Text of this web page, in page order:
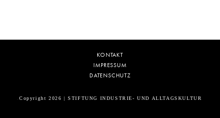
KONTAKT
IMPRESSUM
DATENSCHUTZ
Copyright 2026 | STIFTUNG INDUSTRIE- UND ALLTAGSKULTUR